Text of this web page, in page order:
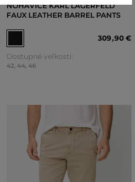
NOHAVICE KARL LAGERFELD
FAUX LEATHER BARREL PANTS
309,90 €
Dostupné veľkosti:
42, 44, 46